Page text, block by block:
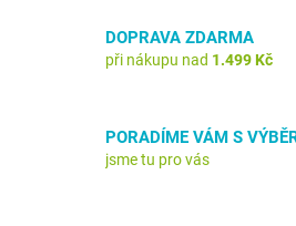
DOPRAVA ZDARMA
při nákupu nad 1.499 Kč
PORADÍME VÁM S
jsme tu pro vás